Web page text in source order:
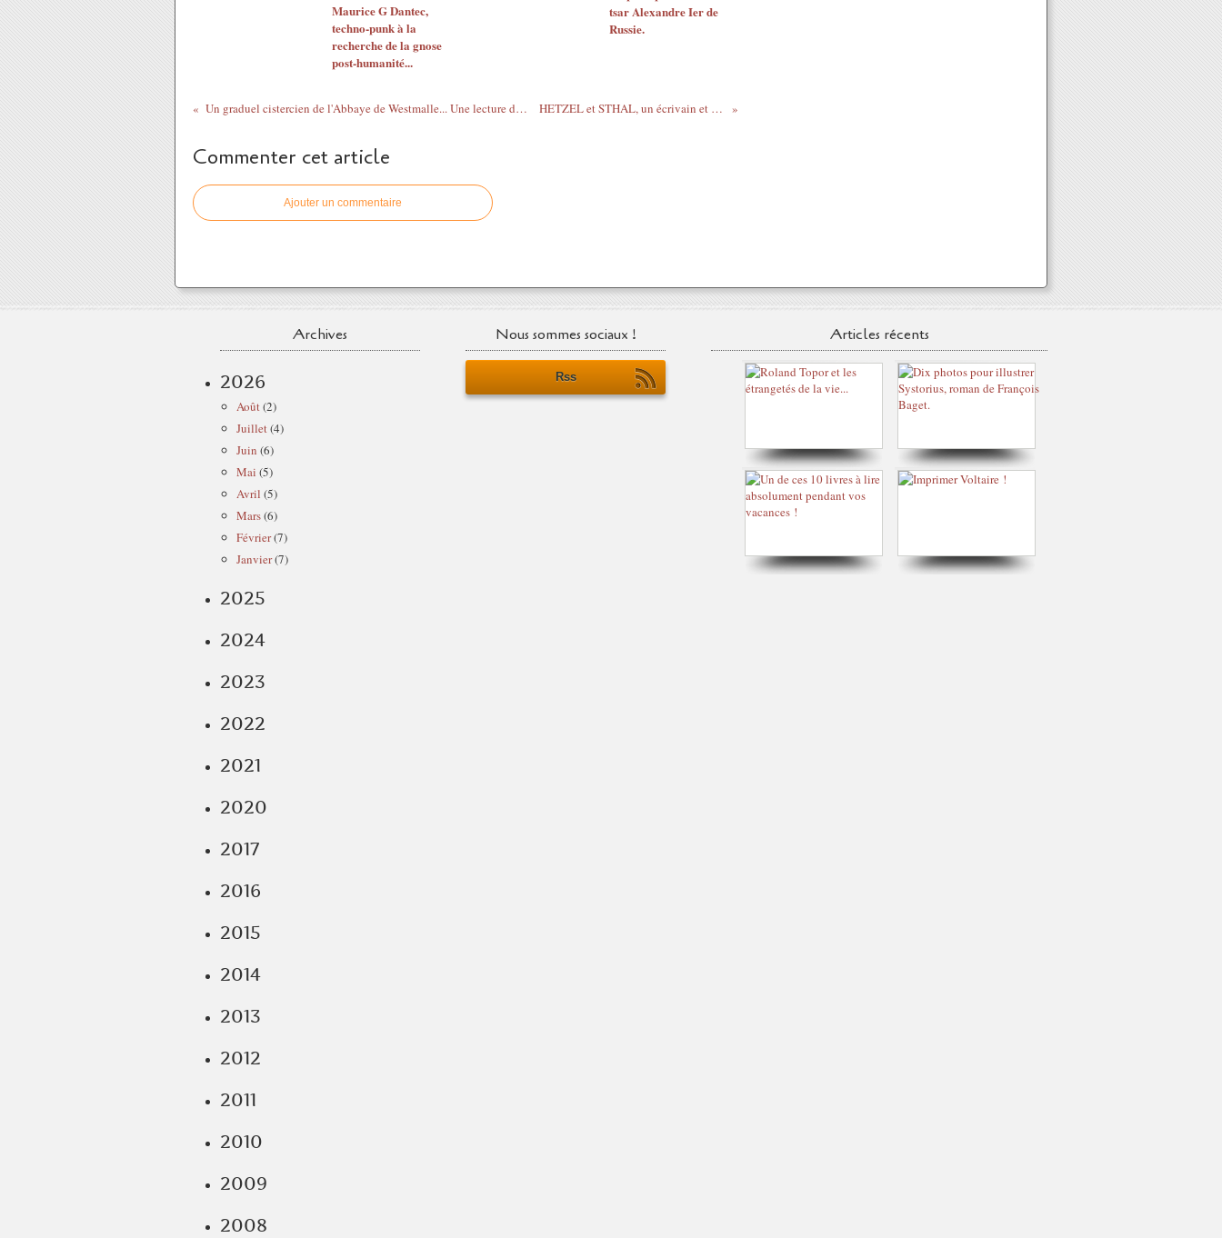
Maurice G Dantec,
techno-punk à la
recherche de la gnose
post-humanité...
tsar Alexandre Ier de
Russie.
Un graduel cistercien de l'Abbaye de Westmalle... Une lecture du chant grégorien. HETZEL et STHAL, un écrivain et son double !
Commenter cet article
Ajouter un commentaire
Archives
2026
Août(2)
Juillet(4)
Juin (6)
Mai (5)
Avril (5)
Mars(6)
Février(7)
Janvier(7)
2025
2024
2023
2022
2021
2020
2017
2016
2015
2014
2013
2012
2011
2010
2009
2008
Nous sommes sociaux !
Rss
Articles récents